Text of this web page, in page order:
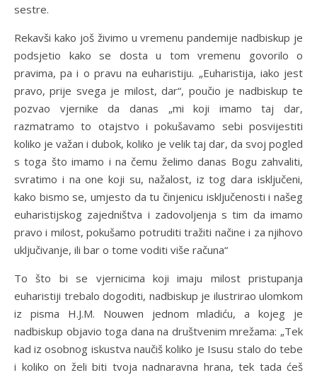
sestre.
Rekavši kako još živimo u vremenu pandemije nadbiskup je
podsjetio kako se dosta u tom vremenu govorilo o
pravima, pa i o pravu na euharistiju. „Euharistija, iako jest
pravo, prije svega je milost, dar“, poučio je nadbiskup te
pozvao vjernike da danas „mi koji imamo taj dar,
razmatramo to otajstvo i pokušavamo sebi posvijestiti
koliko je važan i dubok, koliko je velik taj dar, da svoj pogled
s toga što imamo i na čemu želimo danas Bogu zahvaliti,
svratimo i na one koji su, nažalost, iz tog dara isključeni,
kako bismo se, umjesto da tu činjenicu isključenosti i našeg
euharistijskog zajedništva i zadovoljenja s tim da imamo
pravo i milost, pokušamo potruditi tražiti načine i za njihovo
uključivanje, ili bar o tome voditi više računa“
To što bi se vjernicima koji imaju milost pristupanja
euharistiji trebalo dogoditi, nadbiskup je ilustrirao ulomkom
iz pisma H.J.M. Nouwen jednom mladiću, a kojeg je
nadbiskup objavio toga dana na društvenim mrežama: „Tek
kad iz osobnog iskustva naučiš koliko je Isusu stalo do tebe
i koliko on želi biti tvoja nadnaravna hrana, tek tada ćeš